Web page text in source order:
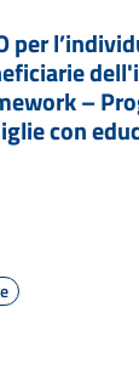
per
–
con